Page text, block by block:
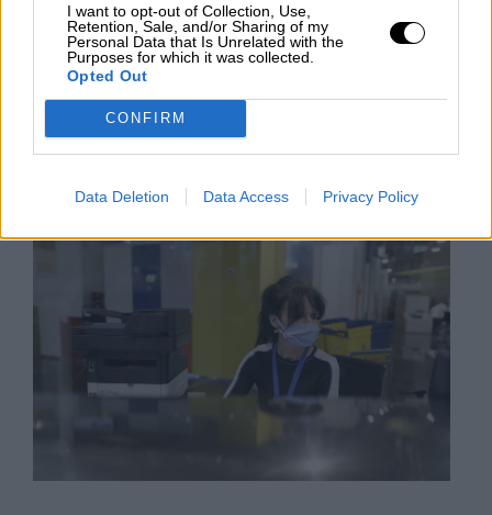
I want to opt-out of Collection, Use,
Retention, Sale, and/or Sharing of my
Personal Data that Is Unrelated with the
Purposes for which it was collected.
Opted Out
CONFIRM
Data Deletion Data Access Privacy Policy
que continúan en ERTE’s así como los autónomos
que aún no han recuperado el nivel de actividad
previo a la crisis sanitaria.
MIÉRCOLES, 02 SEPTIEMBRE 2020